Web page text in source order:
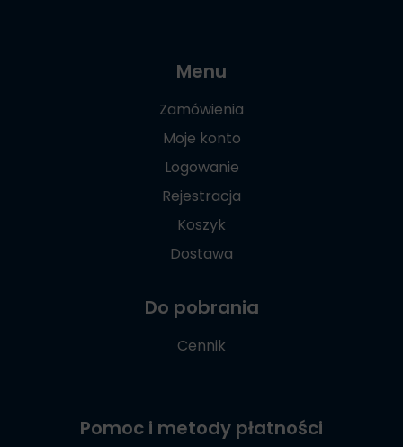
Menu
Zamówienia
Moje konto
Logowanie
Rejestracja
Koszyk
Dostawa
Do pobrania
Cennik
Pomoc i metody płatności